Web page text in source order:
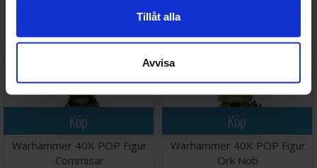
Tillåt alla
Avvisa
288 SEK I lager:5 218 SEK 2026-08-31
Köp
Warhammer 40K POP Figur
Commisar
Köp
Warhammer 40K POP Figur
Ork Nob